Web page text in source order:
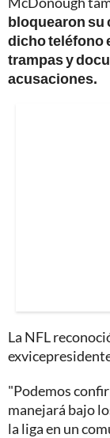
bloquearon su
dicho teléfono
trampas y
acusaciones.
La NFL
"Podemos
manejará bajo
la liga en un